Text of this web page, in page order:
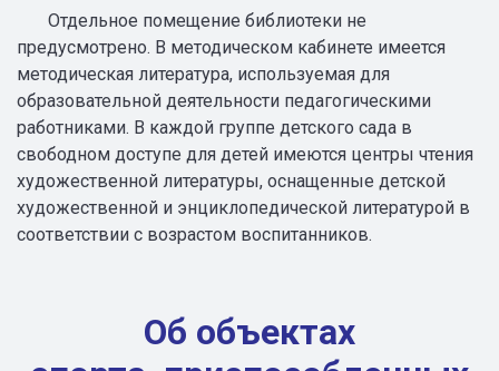
Отдельное помещение библиотеки не
предусмотрено. В методическом кабинете имеется
методическая литература, используемая для
образовательной деятельности педагогическими
работниками. В каждой группе детского сада в
свободном доступе для детей имеются центры чтения
художественной литературы, оснащенные детской
художественной и энциклопедической литературой в
соответствии с возрастом воспитанников.
Об объектах